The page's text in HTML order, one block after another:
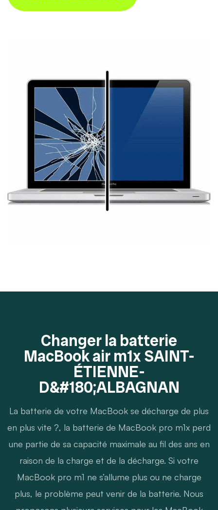
Changer la batterie
MacBook air m1x SAINT-
ÉTIENNE-
D&#180;ALBAGNAN
La batterie de votre MacBook se décharge de plus
en plus vite ?, la batterie de MacBook pro m1x perd
une partie de sa capacité maximale au fil des ans en
raison de la charge et de la décharge. Si votre
MacBook pro m1 ne s’allume plus ou ne charge
plus, le problème peut venir de la batterie. Nous